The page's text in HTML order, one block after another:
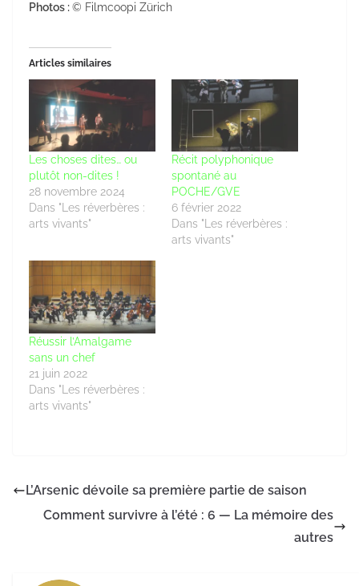
Photos :© Filmcoopi Zürich
Articles similaires
Les choses dites… ou
plutôt non-dites !
28 novembre 2024
Dans "Les réverbères :
arts vivants"
Récit polyphonique
spontané au
POCHE/GVE
6 février 2022
Dans "Les réverbères :
arts vivants"
Réussir l’Amalgame
sans un chef
21 juin 2022
Dans "Les réverbères :
arts vivants"
L’Arsenic dévoile sa première partie de saison
Comment survivre à l’été : 6 — La mémoire des
autres